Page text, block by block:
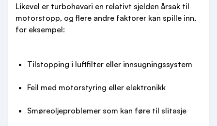
Likevel er turbohavari en relativt sjelden årsak til
motorstopp, og flere andre faktorer kan spille inn,
for eksempel:
Tilstopping i luftfilter eller innsugningssystem
Feil med motorstyring eller elektronikk
Smøreoljeproblemer som kan føre til slitasje